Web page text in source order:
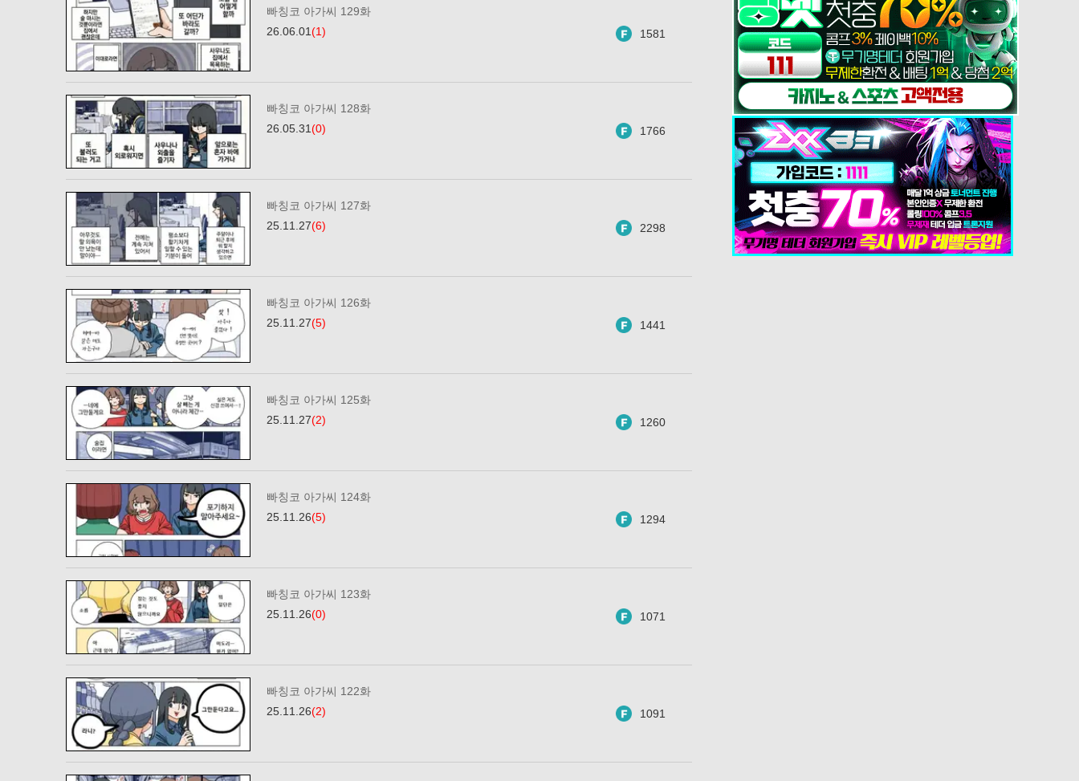
빠칭코 아가씨 129화
26.06.01(1) 1581
빠칭코 아가씨 128화
26.05.31(0) 1766
빠칭코 아가씨 127화
25.11.27(6) 2298
빠칭코 아가씨 126화
25.11.27(5) 1441
빠칭코 아가씨 125화
25.11.27(2) 1260
빠칭코 아가씨 124화
25.11.26(5) 1294
빠칭코 아가씨 123화
25.11.26(0) 1071
빠칭코 아가씨 122화
25.11.26(2) 1091